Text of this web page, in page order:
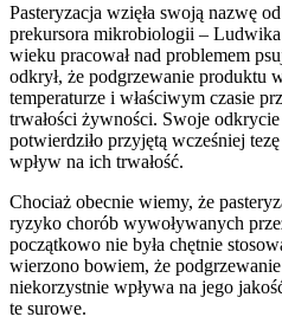
Pasteryzacja wzięła swoją nazwę
prekursora mikrobiologii –
wieku pracował nad problemem
odkrył, że podgrzewanie produktu
temperaturze i właściwym czasie
trwałości żywności. Swoje
potwierdziło przyjętą wcześniej
wpływ na ich trwałość.
Chociaż obecnie wiemy, że
ryzyko chorób wywoływanych
początkowo nie była chętnie
wierzono bowiem, że
niekorzystnie wpływa na jego
te surowe.